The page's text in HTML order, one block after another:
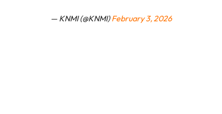
— KNMI (@KNMI)February 3, 2026